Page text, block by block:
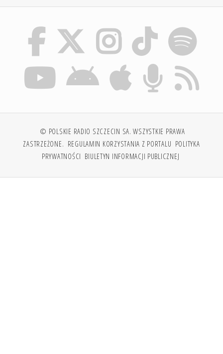
© POLSKIE RADIO SZCZECIN SA. WSZYSTKIE PRAWA
ZASTRZEŻONE. REGULAMIN KORZYSTANIA Z PORTALU POLITYKA
PRYWATNOŚCI BIULETYN INFORMACJI PUBLICZNEJ